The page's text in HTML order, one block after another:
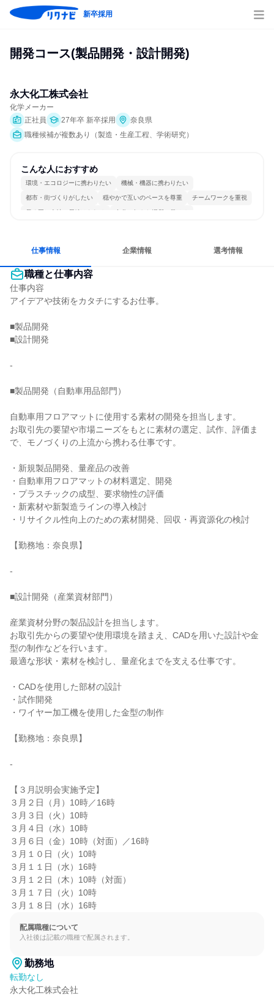
新卒採用
開発コース(製品開発・設計開発)
永大化工株式会社
化学メーカー
正社員
27年卒 新卒採用
奈良県
職種候補が複数あり（製造・生産工程、学術研究）
こんな人におすすめ
環境・エコロジーに携わりたい 機械・機器に携わりたい
都市・街づくりがしたい 穏やかで互いのペースを尊重 チームワークを重視
長く同じ会社に居続けられる 自分の好きな場所で働ける
仕事情報 企業情報 選考情報
職種と仕事内容
仕事内容
アイデアや技術をカタチにするお仕事。
■製品開発
■設計開発
-
■製品開発（自動車用品部門）
自動車用フロアマットに使用する素材の開発を担当します。
お取引先の要望や市場ニーズをもとに素材の選定、試作、評価ま
で、モノづくりの上流から携わる仕事です。
・新規製品開発、量産品の改善
・自動車用フロアマットの材料選定、開発
・プラスチックの成型、要求物性の評価
・新素材や新製造ラインの導入検討
・リサイクル性向上のための素材開発、回収・再資源化の検討
【勤務地：奈良県】
-
■設計開発（産業資材部門）
産業資材分野の製品設計を担当します。
お取引先からの要望や使用環境を踏まえ、CADを用いた設計や金
型の制作などを行います。
最適な形状・素材を検討し、量産化までを支える仕事です。
・CADを使用した部材の設計
・試作開発
・ワイヤー加工機を使用した金型の制作
【勤務地：奈良県】
-
【３月説明会実施予定】
３月２日（月）10時／16時
３月３日（火）10時
３月４日（水）10時
３月６日（金）10時（対面）／16時
３月１０日（火）10時
３月１１日（水）16時
３月１２日（木）10時（対面）
３月１７日（火）10時
３月１８日（水）16時
配属職種について
入社後は記載の職種で配属されます。
勤務地
転勤なし
永大化工株式会社